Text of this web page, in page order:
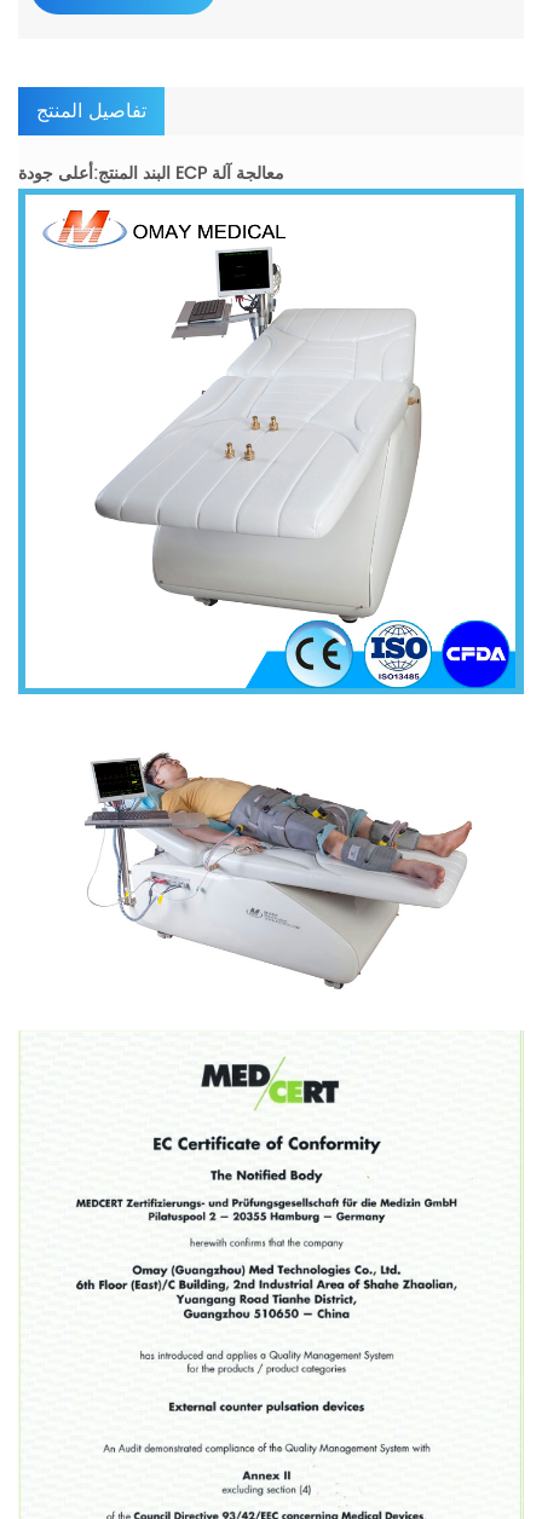
تفاصيل المنتج
البند المنتج:أعلى جودة ECP معالجة آلة